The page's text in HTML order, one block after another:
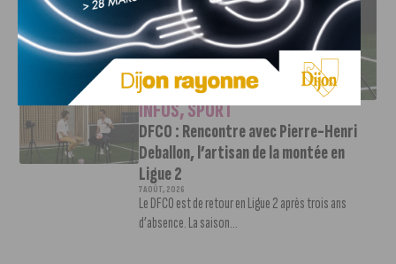
DFCO : RENCONTRE AVEC PIERRE-HENRI DEBALLON,
L’ARTISAN DE LA MONTÉE EN LIGUE 2
INFOS,SPORT
DFCO : Rencontre avec Pierre-Henri
Deballon, l’artisan de la montée en
Ligue 2
7 AOÛT, 2026
Le DFCO est de retour en Ligue 2 après trois ans
d’absence. La saison...